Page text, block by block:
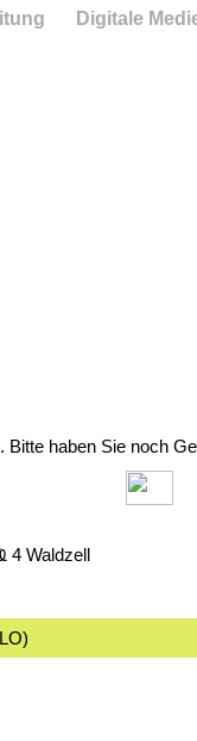
Bitte haben Sie noch
4 Waldzell
Digitale